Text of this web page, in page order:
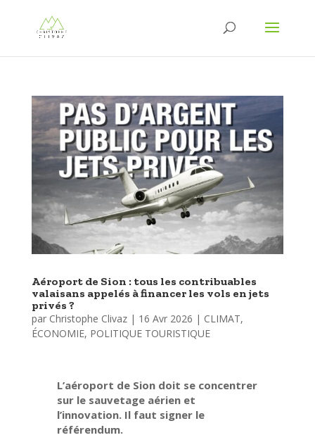
Aéroport de Sion : tous les contribuables
valaisans appelés à financer les vols en jets
privés ?
par Christophe Clivaz| 16 Avr 2026 | CLIMAT,
ÉCONOMIE, POLITIQUE TOURISTIQUE
L’aéroport de Sion doit se concentrer
sur le sauvetage aérien et
l’innovation. Il faut signer le
référendum.